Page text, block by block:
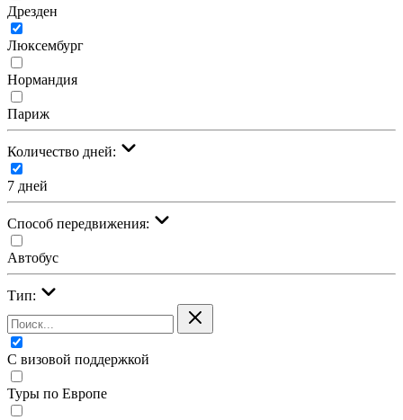
Дрезден
Люксембург
Нормандия
Париж
Количество дней:
7 дней
Cпособ передвижения:
Автобус
Тип:
С визовой поддержкой
Туры по Европе